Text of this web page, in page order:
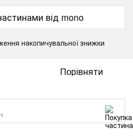
від mono
накопичувальної знижки
Порівняти